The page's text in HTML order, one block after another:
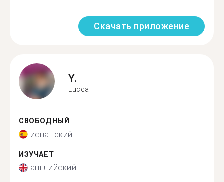
Скачать приложение
Y.
Lucca
СВОБОДНЫЙ
испанский
ИЗУЧАЕТ
английский